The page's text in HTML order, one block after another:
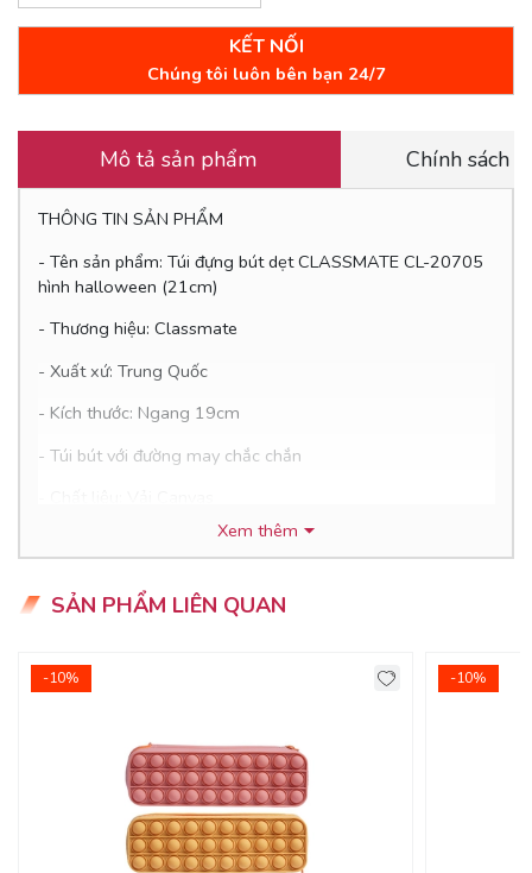
KẾT NỐI
Chúng tôi luôn bên bạn 24/7
Mô tả sản phẩm Chính sách
THÔNG TIN SẢN PHẨM
- Tên sản phẩm: Túi đựng bút dẹt CLASSMATE CL-20705
hình halloween (21cm)
- Thương hiệu: Classmate
- Xuất xứ: Trung Quốc
- Kích thước: Ngang 19cm
- Túi bút với đường may chắc chắn
- Túi bút 3 lớp may chắc chắn, đẹp từng đường kim mũi chỉ.
- Thiết kế tối giản nhưng vẫn dễ thương, bắt mắt.
- Giúp bạn giữ bút và các vật dụng nhỏ một cách ngăn nắp
- Với tiêu chí chất lượng và an toàn cho người tiêu dùng,
nguyện liệu sản xuất của cặp 100% vải dù chưa qua tái sử
Xem thêm
SẢN PHẨM LIÊN QUAN
-10% -10%